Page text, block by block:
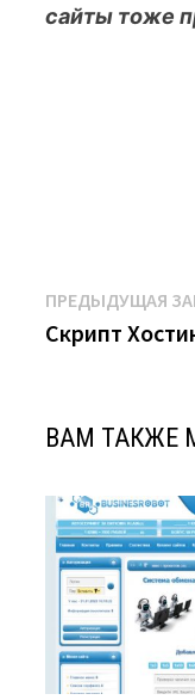
сайты тоже
по
ПРЕДЫДУЩАЯ
Скрипт
ВАМ ТАКЖЕ